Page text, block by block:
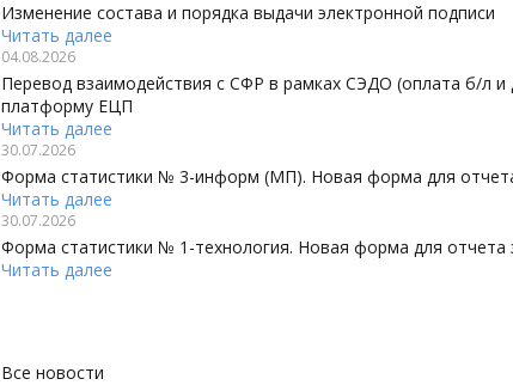
Изменение состава и порядка выдачи электронной подписи
Читать далее
04.08.2026
Перевод взаимодействия с СФР в рамках СЭДО (оплата б/л и
платформу ЕЦП
Читать далее
30.07.2026
Форма статистики № 3-информ (МП). Новая форма для
Читать далее
30.07.2026
Форма статистики № 1-технология. Новая форма для отчета
Читать далее
Все новости